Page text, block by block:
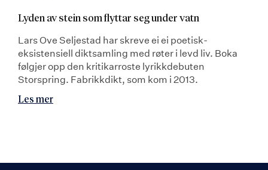
Lyden av stein som flyttar seg under vatn
Lars Ove Seljestad har skreve ei ei poetisk-
eksistensiell diktsamling med røter i levd liv. Boka
følgjer opp den kritikarroste lyrikkdebuten
Storspring. Fabrikkdikt, som kom i 2013.
Les mer